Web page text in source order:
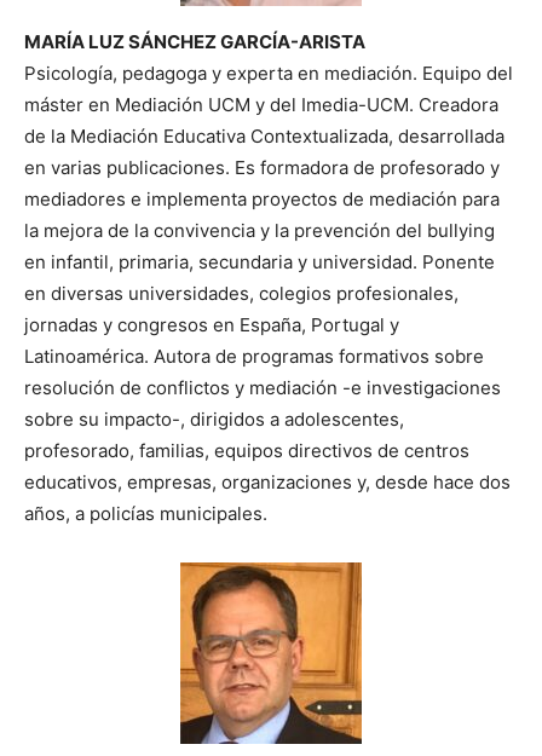
MARÍA LUZ SÁNCHEZ GARCÍA-ARISTA
Psicología, pedagoga y experta en mediación. Equipo del
máster en Mediación UCM y del Imedia-UCM. Creadora
de la Mediación Educativa Contextualizada, desarrollada
en varias publicaciones. Es formadora de profesorado y
mediadores e implementa proyectos de mediación para
la mejora de la convivencia y la prevención del bullying
en infantil, primaria, secundaria y universidad. Ponente
en diversas universidades, colegios profesionales,
jornadas y congresos en España, Portugal y
Latinoamérica. Autora de programas formativos sobre
resolución de conflictos y mediación -e investigaciones
sobre su impacto-, dirigidos a adolescentes,
profesorado, familias, equipos directivos de centros
educativos, empresas, organizaciones y, desde hace dos
años, a policías municipales.